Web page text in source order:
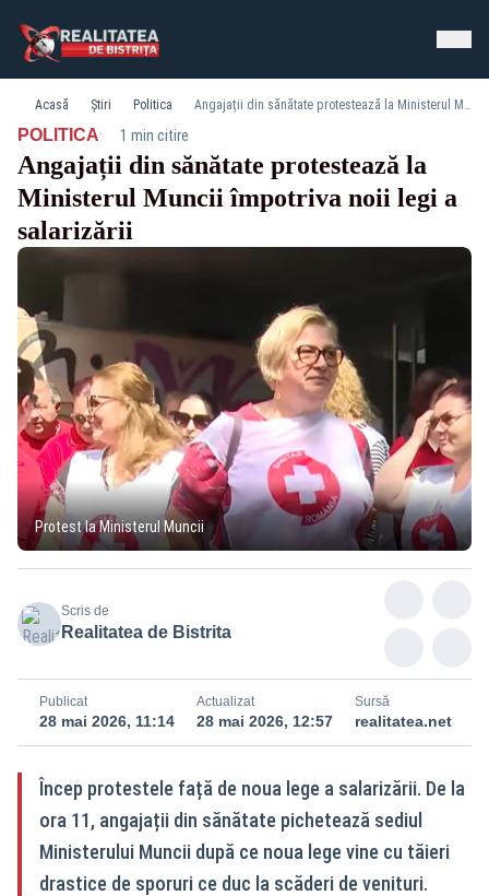
Acasă Știri Politica Angajații din sănătate protestează la Ministerul Muncii împotriva noii legi a salarizării
POLITICA· 1 min citire
Angajații din sănătate protestează la
Ministerul Muncii împotriva noii legi a
salarizării
Protest la Ministerul Muncii
Scris de
Realitatea de Bistrita
Publicat
28 mai 2026, 11:14
Actualizat
28 mai 2026, 12:57
Sursă
realitatea.net
Încep protestele față de noua lege a salarizării. De la
ora 11, angajații din sănătate pichetează sediul
Ministerului Muncii după ce noua lege vine cu tăieri
drastice de sporuri ce duc la scăderi de venituri.